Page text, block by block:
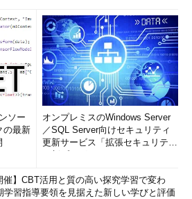
無効化は、インターネット向けのサーバ
う。
い別の記事
機能を利用する（TIPS）
ァイルを現在使用しているユーザーを
）
プトでファイル共有を管理する
らはアクセスできない共有リソース
）
ソー
の最新
オンプレミスのWindows Server
／SQL Server向けセキュリティ
更新サービス「拡張セキュリティ
催】CBT活用と質の高い探究学習で変わ
学習指導要領を見据えた新しい学びと評価